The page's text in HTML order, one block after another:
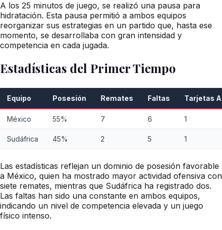
A los 25 minutos de juego, se realizó una pausa para
hidratación. Esta pausa permitió a ambos equipos
reorganizar sus estrategias en un partido que, hasta ese
momento, se desarrollaba con gran intensidad y
competencia en cada jugada.
Estadísticas del Primer Tiempo
Equipo Posesión Remates Faltas Tarjetas
México 55% 7 6 1
Sudáfrica 45% 2 5 1
Las estadísticas reflejan un dominio de posesión favorable
a México, quien ha mostrado mayor actividad ofensiva con
siete remates, mientras que Sudáfrica ha registrado dos.
Las faltas han sido una constante en ambos equipos,
indicando un nivel de competencia elevada y un juego
físico intenso.